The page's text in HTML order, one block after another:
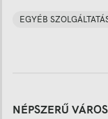
EGYÉB
NÉPSZERŰ